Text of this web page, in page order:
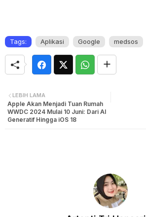
Tags: Aplikasi Google medsos
LEBIH LAMA
Apple Akan Menjadi Tuan Rumah
WWDC 2024 Mulai 10 Juni: Dari AI
Generatif Hingga iOS 18